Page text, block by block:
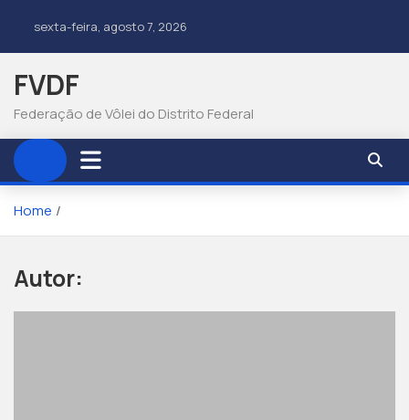
sexta-feira, agosto 7, 2026
FVDF
Federação de Vôlei do Distrito Federal
Home
Autor: